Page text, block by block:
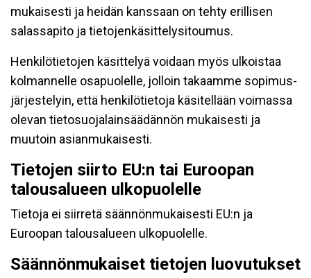
mukaisesti ja heidän kanssaan on tehty erillisen
salassapito ja tietojenkäsittelysitoumus.
Henkilötietojen käsittelyä voidaan myös ulkoistaa
kolmannelle osapuolelle, jolloin takaamme sopimus-
järjestelyin, että henkilötietoja käsitellään voimassa
olevan tietosuojalainsäädännön mukaisesti ja
muutoin asianmukaisesti.
Tietojen siirto EU:n tai Euroopan
talousalueen ulkopuolelle
Tietoja ei siirretä säännönmukaisesti EU:n ja
Euroopan talousalueen ulkopuolelle.
Säännönmukaiset tietojen luovutukset